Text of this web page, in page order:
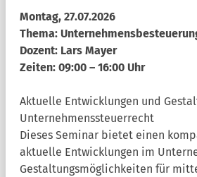
Montag, 27.07.2026
Thema:
Dozent: Lars Mayer
Zeiten: 09:00 – 16:00 Uhr
Aktuelle Entwicklungen und
Unternehmenssteuerrecht
Dieses Seminar bietet einen
aktuelle Entwicklungen im
Gestaltungsmöglichkeiten für